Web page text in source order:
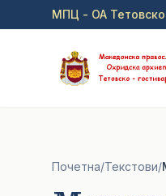
Прејди на главна
МПЦ - ОА Тетовско
Почетна/Текстови/